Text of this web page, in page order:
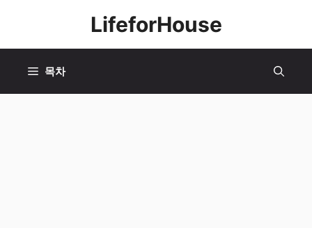
츠
LifeforHouse
목차